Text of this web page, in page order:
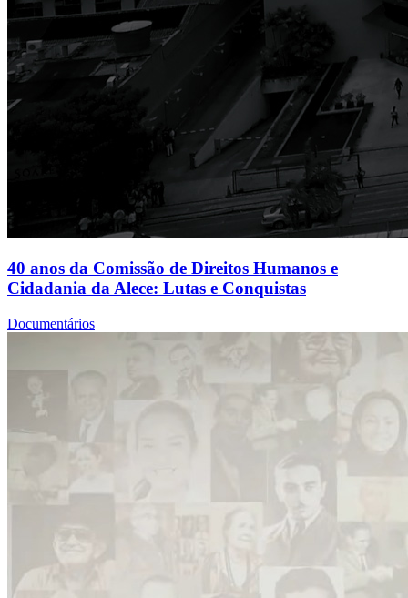
40 anos da Comissão de Direitos Humanos e
Cidadania da Alece: Lutas e Conquistas
Documentários